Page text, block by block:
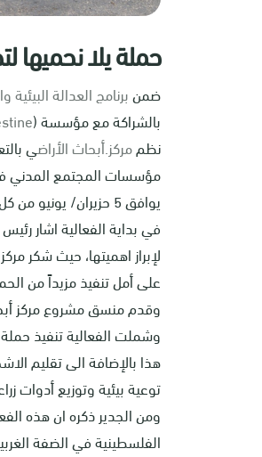
حملة يلا نحميها
ضمنبرنامج العدالة البيئية
بالشراكة مع مؤسسة (
نظممركز.أبحاث الأراضي
يوافق 5 حزيران/ يونيو من كل عام، وذلك بهدف إبراز أهمية الحفاظ علي البيئة و رفع مستوى التوعية البيئية .
في بداية الفعالية اشار
لإبراز اهميتها، حيث شكر
على أمل تنفيذ مزيداً من
وقدم منسق مشروع مركز
وشملت الفعالية تنفيذ
هذا بالإضافة الى تقليم
توعية بيئية وتوزيع أدوات
ومن الجدير ذكره ان هذه
الفلسطينية في الضفة